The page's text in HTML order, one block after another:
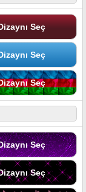
Seç
Seç
Seç
Seç
Seç